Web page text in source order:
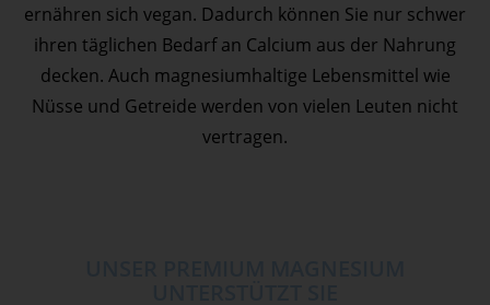
ernähren sich vegan. Dadurch können Sie nur schwer
ihren täglichen Bedarf an Calcium aus der Nahrung
decken. Auch magnesiumhaltige Lebensmittel wie
Nüsse und Getreide werden von vielen Leuten nicht
vertragen.